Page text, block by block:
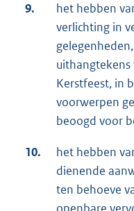
9.
het hebben
verlichting in
uithangtekens
Kerstfeest, in
voorwerpen
beoogd voor
10.
het hebben
dienende
ten behoeve